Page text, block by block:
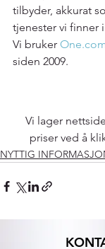
tilbyder, akkurat
tjenester vi finner
Vi bruker
siden 2009.
Vi lager
priser ved å
NYTTIG